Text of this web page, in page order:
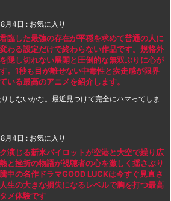
月4日 : お気に入り
臨した最強の存在が平穏を求めて普通の人に
わる設定だけで終わらない作品です。規格外
隠し切れない展開と圧倒的な無双ぶりに心が
。1秒も目が離せない中毒性と疾走感が限界
いる最高のアニメを紹介します。
しないかな。最近見つけて完全にハマってしま
月4日 : お気に入り
演じる新米パイロットが空港と大空で繰り広
と挫折の物語が視聴者の心を激しく揺さぶり
中の名作ドラマGOOD LUCKは今すぐ見直さ
生の大きな損失になるレベルで胸を打つ最高
メ体験です